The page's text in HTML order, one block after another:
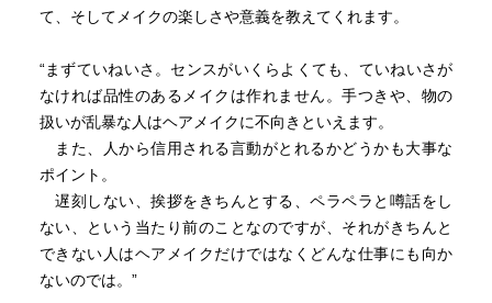
て、そしてメイクの楽しさや意義を教えてくれます。
“まずていねいさ。センスがいくらよくても、ていねいさが
なければ品性のあるメイクは作れません。手つきや、物の
扱いが乱暴な人はヘアメイクに不向きといえます。
また、人から信用される言動がとれるかどうかも大事な
ポイント。
遅刻しない、挨拶をきちんとする、ペラペラと噂話をし
ない、という当たり前のことなのですが、それがきちんと
できない人はヘアメイクだけではなくどんな仕事にも向か
ないのでは。”